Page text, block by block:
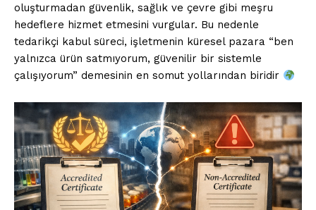
oluşturmadan güvenlik, sağlık ve çevre gibi meşru
hedeflere hizmet etmesini vurgular. Bu nedenle
tedarikçi kabul süreci, işletmenin küresel pazara “ben
yalnızca ürün satmıyorum, güvenilir bir sistemle
çalışıyorum” demesinin en somut yollarından biridir